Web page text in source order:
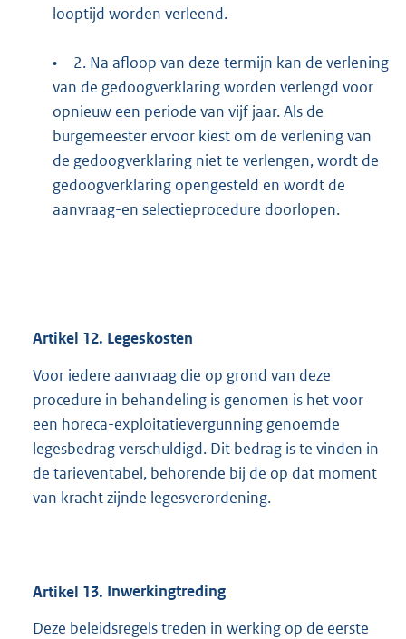
looptijd worden verleend.
•
2. Na afloop van deze termijn kan de verlening
van de gedoogverklaring worden verlengd voor
opnieuw een periode van vijf jaar. Als de
burgemeester ervoor kiest om de verlening van
de gedoogverklaring niet te verlengen, wordt de
gedoogverklaring opengesteld en wordt de
aanvraag-en selectieprocedure doorlopen.
Artikel 12. Legeskosten
Voor iedere aanvraag die op grond van deze
procedure in behandeling is genomen is het voor
een horeca-exploitatievergunning genoemde
legesbedrag verschuldigd. Dit bedrag is te vinden in
de tarieventabel, behorende bij de op dat moment
van kracht zijnde legesverordening.
Artikel 13. Inwerkingtreding
Deze beleidsregels treden in werking op de eerste